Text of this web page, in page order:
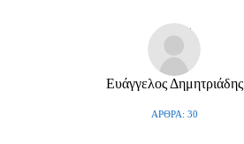
Ευάγγελος Δημητριάδης
ΆΡΘΡΑ: 30